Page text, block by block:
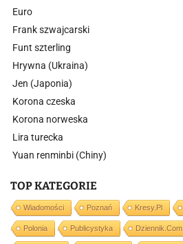
Euro
Frank szwajcarski
Funt szterling
Hrywna (Ukraina)
Jen (Japonia)
Korona czeska
Korona norweska
Lira turecka
Yuan renminbi (Chiny)
TOP KATEGORIE
Wiadomości Poznań Kresy.pl
Polonia Publicystyka Dziennik.com